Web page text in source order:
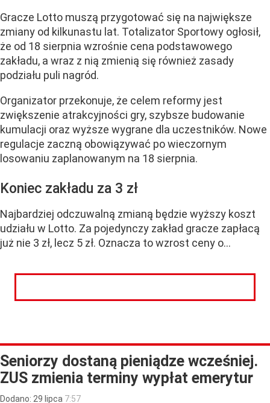
Gracze Lotto muszą przygotować się na największe
zmiany od kilkunastu lat. Totalizator Sportowy ogłosił,
że od 18 sierpnia wzrośnie cena podstawowego
zakładu, a wraz z nią zmienią się również zasady
podziału puli nagród.
Organizator przekonuje, że celem reformy jest
zwiększenie atrakcyjności gry, szybsze budowanie
kumulacji oraz wyższe wygrane dla uczestników. Nowe
regulacje zaczną obowiązywać po wieczornym
losowaniu zaplanowanym na 18 sierpnia.
Koniec zakładu za 3 zł
Najbardziej odczuwalną zmianą będzie wyższy koszt
udziału w Lotto. Za pojedynczy zakład gracze zapłacą
już nie 3 zł, lecz 5 zł. Oznacza to wzrost ceny o...
Seniorzy dostaną pieniądze wcześniej.
ZUS zmienia terminy wypłat emerytur
Dodano: 29 lipca 7:57